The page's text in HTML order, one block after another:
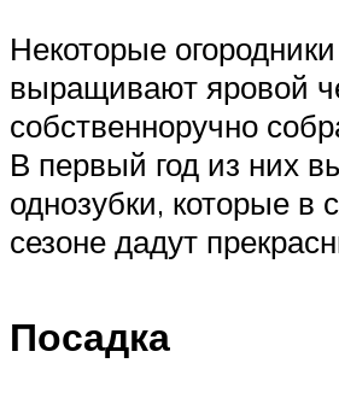
Некоторые огородники
выращивают яровой
собственноручно
В первый год из них
однозубки, которые
сезоне дадут
Посадка